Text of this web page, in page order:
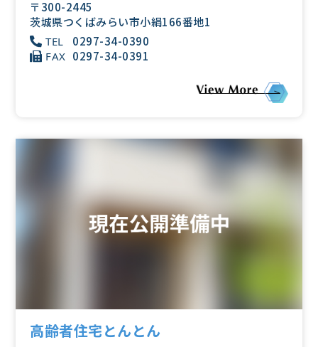
〒300-2445
茨城県つくばみらい市小絹166番地1
TEL 0297-34-0390
FAX 0297-34-0391
高齢者住宅とんとん